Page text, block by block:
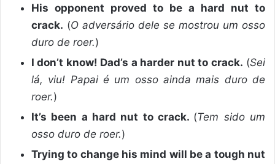
His opponent proved to be a hard nut to
crack. (O adversário dele se mostrou um osso
duro de roer.)
I don’t know! Dad’s a harder nut to crack. (Sei
lá, viu! Papai é um osso ainda mais duro de
roer.)
It’s been a hard nut to crack. (Tem sido um
osso duro de roer.)
Trying to change his mind will be a tough nut